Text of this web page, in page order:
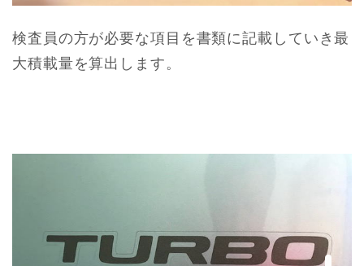
検査員の方が必要な項目を書類に記載していき最
大積載量を算出します。
2馬力ボート釣り